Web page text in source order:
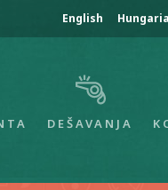
English
DEŠAVANJA